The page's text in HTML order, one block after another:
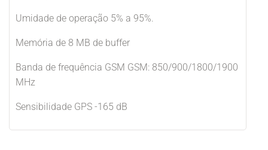
Umidade de operação 5% a 95%.
Memória de 8 MB de buffer
Banda de frequência GSM GSM: 850/900/1800/1900
MHz
Sensibilidade GPS -165 dB